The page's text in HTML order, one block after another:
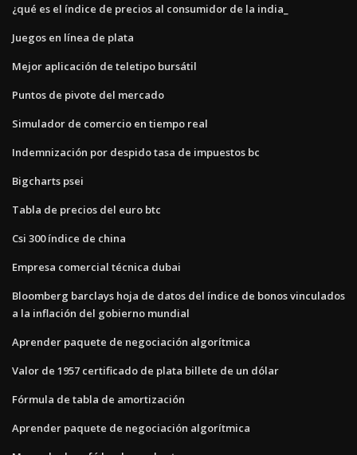
¿qué es el índice de precios al consumidor de la india_
Juegos en línea de plata
Mejor aplicación de teletipo bursátil
Puntos de pivote del mercado
Simulador de comercio en tiempo real
Indemnización por despido tasa de impuestos bc
Bigcharts psei
Tabla de precios del euro btc
Csi 300 índice de china
Empresa comercial técnica dubai
Bloomberg barclays hoja de datos del índice de bonos vinculados
a la inflación del gobierno mundial
Aprender paquete de negociación algorítmica
Valor de 1957 certificado de plata billete de un dólar
Fórmula de tabla de amortización
Aprender paquete de negociación algorítmica